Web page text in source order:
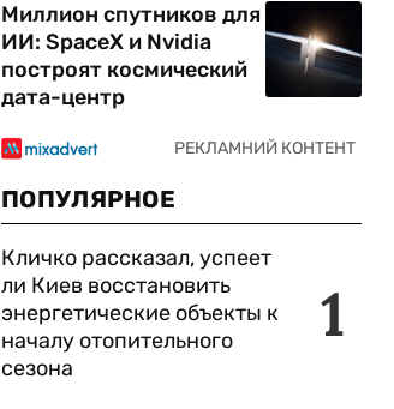
Миллион спутников для
ИИ: SpaceX и Nvidia
построят космический
дата-центр
ПОПУЛЯРНОЕ
1
Кличко рассказал, успеет
ли Киев восстановить
энергетические объекты к
началу отопительного
сезона